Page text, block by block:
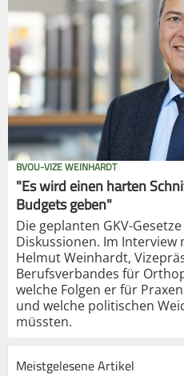
BVOU-VIZE WEINHARDT
"Es wird einen harten
Budgets geben"
Die geplanten GKV-
Diskussionen. Im
Helmut Weinhardt,
Berufsverbandes für
welche Folgen er für
und welche politischen
müssten.
Meistgelesene Artikel